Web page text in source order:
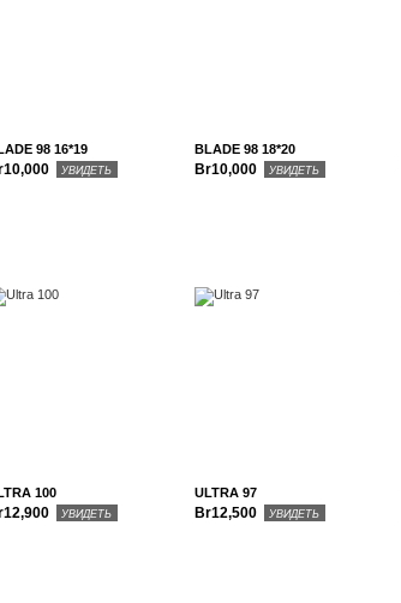
98 16*19
УВИДЕТЬ
BLADE 98 18*20
Br10,000 УВИДЕТЬ
100
УВИДЕТЬ
ULTRA 97
Br12,500 УВИДЕТЬ